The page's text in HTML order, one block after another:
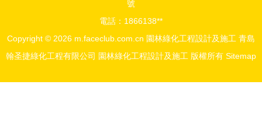
號
電話：1866138**
Copyright © 2026 m.faceclub.com.cn 園林綠化工程設計及施工 青島
翰圣捷綠化工程有限公司 園林綠化工程設計及施工 版權所有 Sitemap